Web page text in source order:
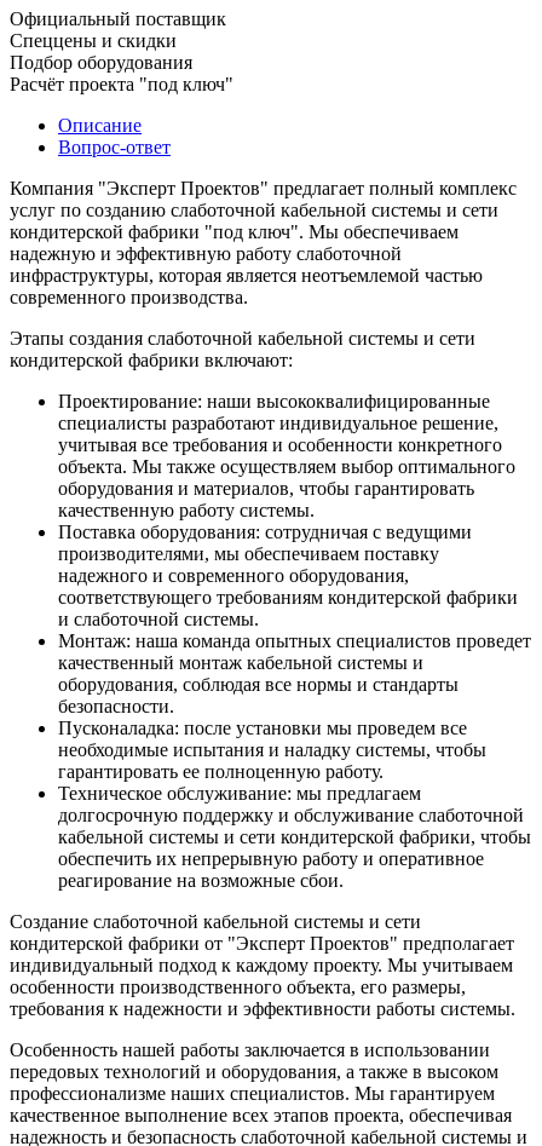
Официальный поставщик
Спеццены и скидки
Подбор оборудования
Расчёт проекта "под ключ"
Описание
Вопрос-ответ
Компания "Эксперт Проектов" предлагает полный комплекс
услуг по созданию слаботочной кабельной системы и сети
кондитерской фабрики "под ключ". Мы обеспечиваем
надежную и эффективную работу слаботочной
инфраструктуры, которая является неотъемлемой частью
современного производства.
Этапы создания слаботочной кабельной системы и сети
кондитерской фабрики включают:
Проектирование: наши высококвалифицированные
специалисты разработают индивидуальное решение,
учитывая все требования и особенности конкретного
объекта. Мы также осуществляем выбор оптимального
оборудования и материалов, чтобы гарантировать
качественную работу системы.
Поставка оборудования: сотрудничая с ведущими
производителями, мы обеспечиваем поставку
надежного и современного оборудования,
соответствующего требованиям кондитерской фабрики
и слаботочной системы.
Монтаж: наша команда опытных специалистов проведет
качественный монтаж кабельной системы и
оборудования, соблюдая все нормы и стандарты
безопасности.
Пусконаладка: после установки мы проведем все
необходимые испытания и наладку системы, чтобы
гарантировать ее полноценную работу.
Техническое обслуживание: мы предлагаем
долгосрочную поддержку и обслуживание слаботочной
кабельной системы и сети кондитерской фабрики, чтобы
обеспечить их непрерывную работу и оперативное
реагирование на возможные сбои.
Создание слаботочной кабельной системы и сети
кондитерской фабрики от "Эксперт Проектов" предполагает
индивидуальный подход к каждому проекту. Мы учитываем
особенности производственного объекта, его размеры,
требования к надежности и эффективности работы системы.
Особенность нашей работы заключается в использовании
передовых технологий и оборудования, а также в высоком
профессионализме наших специалистов. Мы гарантируем
качественное выполнение всех этапов проекта, обеспечивая
надежность и безопасность слаботочной кабельной системы и